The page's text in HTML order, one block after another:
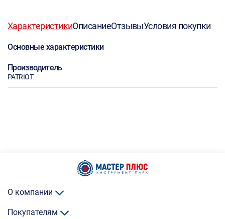
ХарактеристикиОписаниеОтзывыУсловия покупки
Основные характеристики
Производитель
PATRIOT
О компании
Покупателям